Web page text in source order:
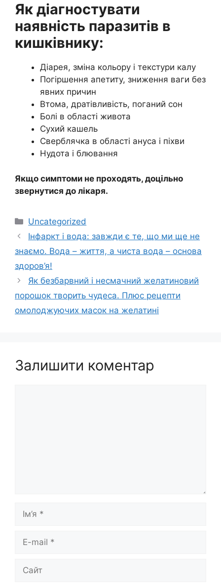
Як діагностувати
наявність паразитів в
кишківнику:
Діарея, зміна кольору і текстури калу
Погіршення апетиту, зниження ваги без
явних причин
Втома, дратівливість, поганий сон
Болі в області живота
Сухий кашель
Сверблячка в області ануса і піхви
Нудота і блювання
Якщо симптоми не проходять, доцільно
звернутися до лікаря.
Категорії
Uncategorized
Інфаркт і вода: завжди є те, що ми ще не
знаємо. Вода – життя, а чиста вода – основа
здоров’я!
Як безбарвний і несмачний желатиновий
порошок творить чудеса. Плюс рецепти
омолоджуючих масок на желатині
Залишити коментар
mail